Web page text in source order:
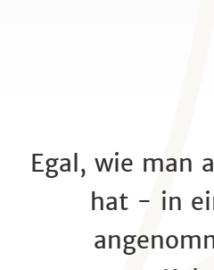
Egal, wie man
hat - in